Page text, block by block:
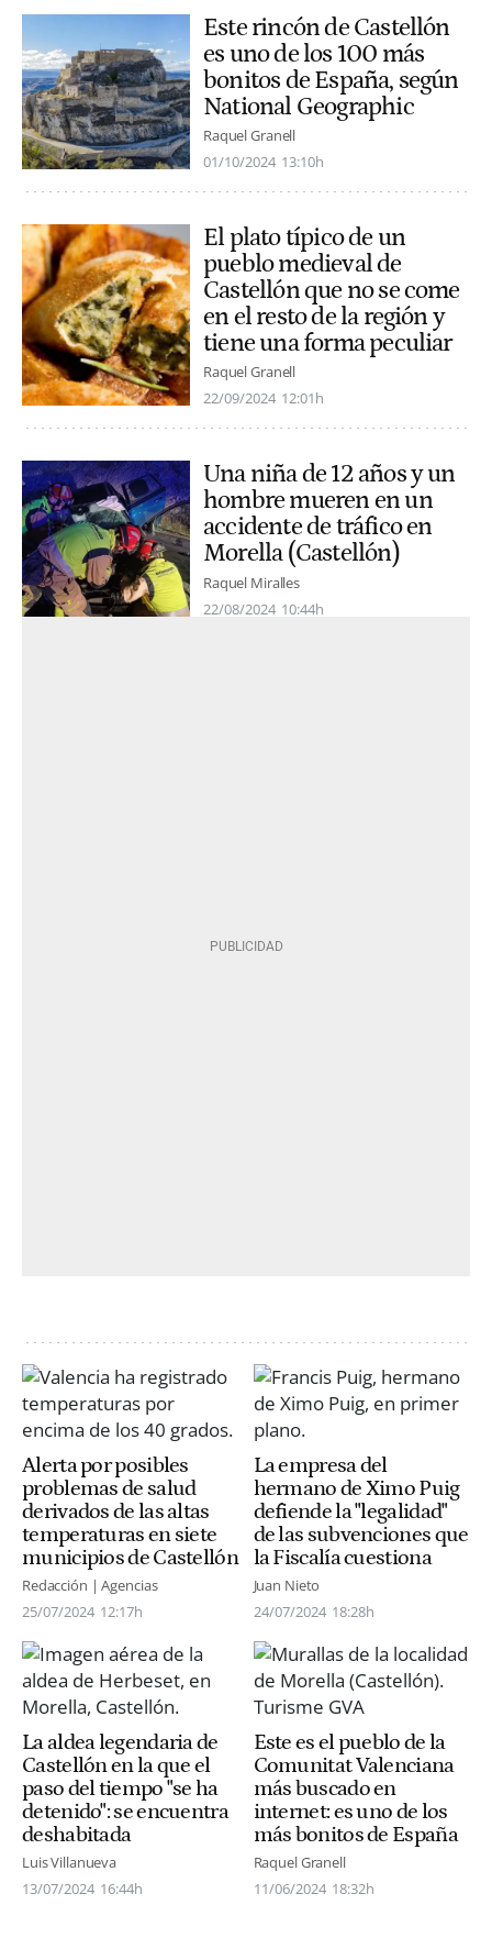
Este rincón de Castellón
es uno de los 100 más
bonitos de España, según
National Geographic
Raquel Granell
01/10/2024 13:10h
El plato típico de un
pueblo medieval de
Castellón que no se come
en el resto de la región y
tiene una forma peculiar
Raquel Granell
22/09/2024 12:01h
Una niña de 12 años y un
hombre mueren en un
accidente de tráfico en
Morella (Castellón)
Raquel Miralles
22/08/2024 10:44h
Alerta por posibles
problemas de salud
derivados de las altas
temperaturas en siete
municipios de Castellón
Redacción | Agencias
25/07/2024 12:17h
La empresa del
hermano de Ximo Puig
defiende la "legalidad"
de las subvenciones que
la Fiscalía cuestiona
Juan Nieto
24/07/2024 18:28h
La aldea legendaria de
Castellón en la que el
paso del tiempo "se ha
detenido": se encuentra
deshabitada
Luis Villanueva
13/07/2024 16:44h
Este es el pueblo de la
Comunitat Valenciana
más buscado en
internet: es uno de los
más bonitos de España
Raquel Granell
11/06/2024 18:32h